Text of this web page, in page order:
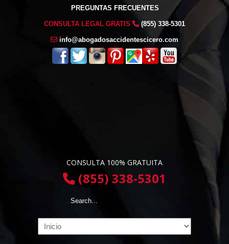
PREGUNTAS FRECUENTES
CONSULTA LEGAL GRATIS (855) 338-5301
info@abogadosaccidentescicero.com
CONSULTA 100% GRATUITA
(855) 338-5301
Navigation